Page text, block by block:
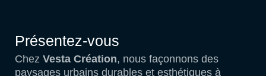
Présentez-vous
Chez Vesta Création, nous façonnons des
paysages urbains durables et esthétiques à